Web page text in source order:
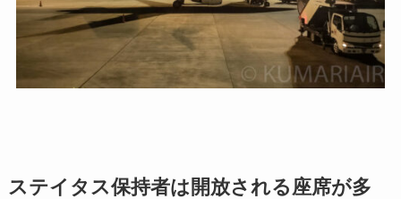
ステイタス保持者は開放される座席が多